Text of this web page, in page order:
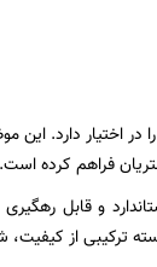
را در اختیار دارد. این
فراهم کرده است.
و قابل
استاندارد ملی ایران، توانسته ترکیبی